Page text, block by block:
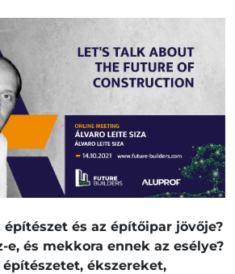
és az építőipar jövője?
e, és mekkora ennek az esélye?
építészetet, ékszereket,